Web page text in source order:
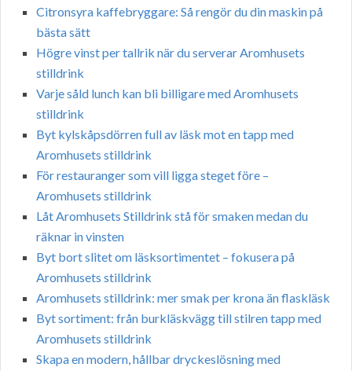
Citronsyra kaffebryggare: Så rengör du din maskin på
bästa sätt
Högre vinst per tallrik när du serverar Aromhusets
stilldrink
Varje såld lunch kan bli billigare med Aromhusets
stilldrink
Byt kylskåpsdörren full av läsk mot en tapp med
Aromhusets stilldrink
För restauranger som vill ligga steget före –
Aromhusets stilldrink
Låt Aromhusets Stilldrink stå för smaken medan du
räknar in vinsten
Byt bort slitet om läsksortimentet – fokusera på
Aromhusets stilldrink
Aromhusets stilldrink: mer smak per krona än flaskläsk
Byt sortiment: från burkläskvägg till stilren tapp med
Aromhusets stilldrink
Skapa en modern, hållbar dryckeslösning med